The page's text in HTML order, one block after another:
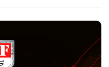
पड़ने पर एयरलिफ्ट कर
दिए हैं.